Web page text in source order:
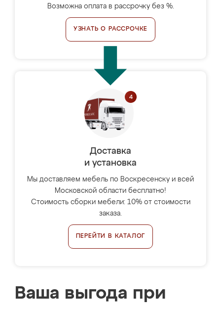
Возможна оплата в рассрочку без %.
УЗНАТЬ О РАССРОЧКЕ
Доставка
и установка
Мы доставляем мебель по Воскресенску и всей
Московской области бесплатно!
Стоимость сборки мебели: 10% от стоимости
заказа.
ПЕРЕЙТИ В КАТАЛОГ
Ваша выгода при